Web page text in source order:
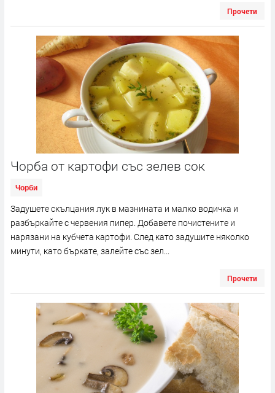
Прочети
Чорба от картофи със зелев сок
Чорби
Задушете скълцания лук в мазнината и малко водичка и
разбъркайте с червения пипер. Добавете почистените и
нарязани на кубчета картофи. След като задушите няколко
минути, като бъркате, залейте със зел...
Прочети